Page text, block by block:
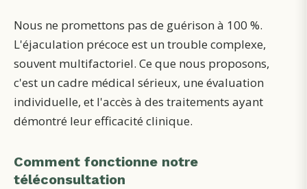
Nous ne promettons pas de guérison à 100 %.
L'éjaculation précoce est un trouble complexe,
souvent multifactoriel. Ce que nous proposons,
c'est un cadre médical sérieux, une évaluation
individuelle, et l'accès à des traitements ayant
démontré leur efficacité clinique.
Comment fonctionne notre
téléconsultation